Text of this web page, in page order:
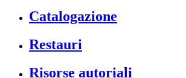
Catalogazione
Restauri
Risorse autoriali